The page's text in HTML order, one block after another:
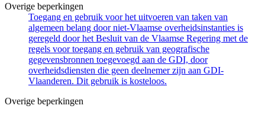
Overige beperkingen
Toegang en gebruik voor het uitvoeren van taken van
algemeen belang door niet-Vlaamse overheidsinstanties is
geregeld door het Besluit van de Vlaamse Regering met de
regels voor toegang en gebruik van geografische
gegevensbronnen toegevoegd aan de GDI, door
overheidsdiensten die geen deelnemer zijn aan GDI-
Vlaanderen. Dit gebruik is kosteloos.
Overige beperkingen